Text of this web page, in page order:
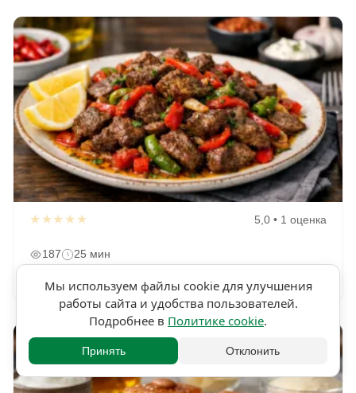
★★★★★ 5,0 • 1 оценка
187 25 мин
Кебда искандария печень с пряностями
Мы используем файлы cookie для улучшения
работы сайта и удобства пользователей.
Подробнее в Политике cookie.
Принять Отклонить